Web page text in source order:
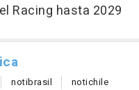
Racing hasta 2029
notibrasil notichile